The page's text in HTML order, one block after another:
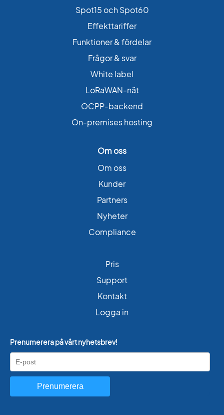
Spot15 och Spot60
Effekttariffer
Funktioner & fördelar
Frågor & svar
White label
LoRaWAN-nät
OCPP-backend
On-premises hosting
Om oss
Om oss
Kunder
Partners
Nyheter
Compliance
Pris
Support
Kontakt
Logga in
Prenumerera på vårt nyhetsbrev!
Prenumerera